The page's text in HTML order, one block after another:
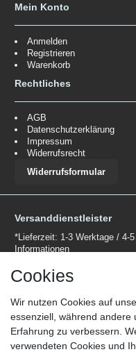
Mein Konto
Anmelden
Registrieren
Warenkorb
Rechtliches
AGB
Datenschutzerklärung
Impressum
Widerrufsrecht
Widerrufsformular
Versanddienstleister
*Lieferzeit: 1-3 Werktage / 4-
Informationen
Zahlungsmöglichkeiten
Cookies
Wir nutzen Cookies auf
essenziell, während andere
Erfahrung zu verbessern.
verwendeten Cookies und